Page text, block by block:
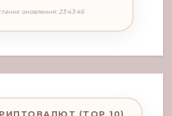
оновлення: 23:43:46